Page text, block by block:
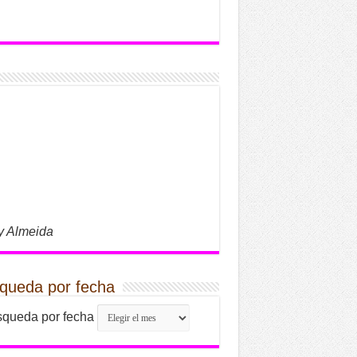
Almeida
por fecha
por fecha